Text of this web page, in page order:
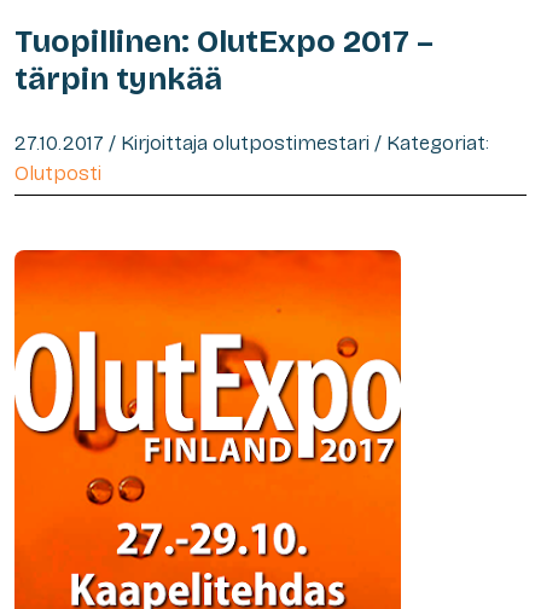
Tuopillinen: OlutExpo 2017 –
tärpin tynkää
27.10.2017 / Kirjoittaja olutpostimestari / Kategoriat:
Olutposti